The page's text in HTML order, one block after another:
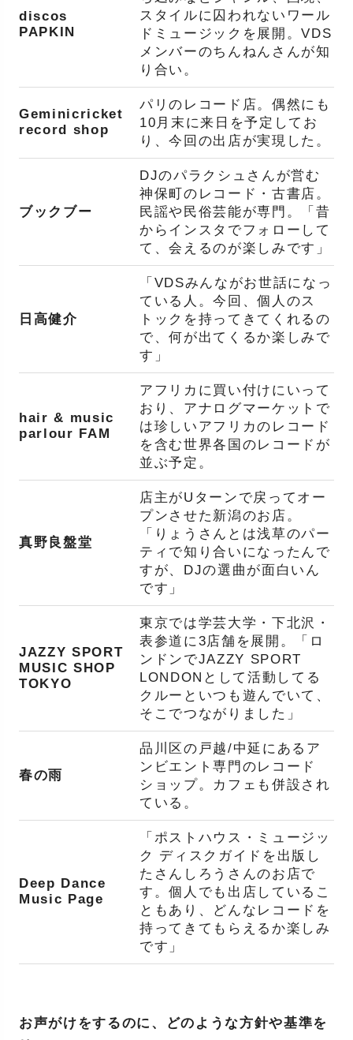
discos
PAPKIN
スタイルに囚われないワール
ドミュージックを展開。VDS
メンバーのちんねんさんが知
り合い。
Geminicricket
record shop
パリのレコード店。偶然にも
10月末に来日を予定してお
り、今回の出店が実現した。
ブックブー
DJのパラクシュさんが営む
神保町のレコード・古書店。
民謡や民俗芸能が専門。「昔
からインスタでフォローして
て、会えるのが楽しみです」
日高健介
「VDSみんながお世話になっ
ている人。今回、個人のス
トックを持ってきてくれるの
で、何が出てくるか楽しみで
す」
hair & music
parlour FAM
アフリカに買い付けにいって
おり、アナログマーケットで
は珍しいアフリカのレコード
を含む世界各国のレコードが
並ぶ予定。
真野良盤堂
店主がUターンで戻ってオー
プンさせた新潟のお店。
「りょうさんとは浅草のパー
ティで知り合いになったんで
すが、DJの選曲が面白いん
です」
JAZZY SPORT
MUSIC SHOP
TOKYO
東京では学芸大学・下北沢・
表参道に3店舗を展開。「ロ
ンドンでJAZZY SPORT
LONDONとして活動してる
クルーといつも遊んでいて、
そこでつながりました」
春の雨
品川区の戸越/中延にあるア
ンビエント専門のレコード
ショップ。カフェも併設され
ている。
Deep Dance
Music Page
「ポストハウス・ミュージッ
ク ディスクガイドを出版し
たさんしろうさんのお店で
す。個人でも出店しているこ
ともあり、どんなレコードを
持ってきてもらえるか楽しみ
です」
お声がけをするのに、どのような方針や基準を